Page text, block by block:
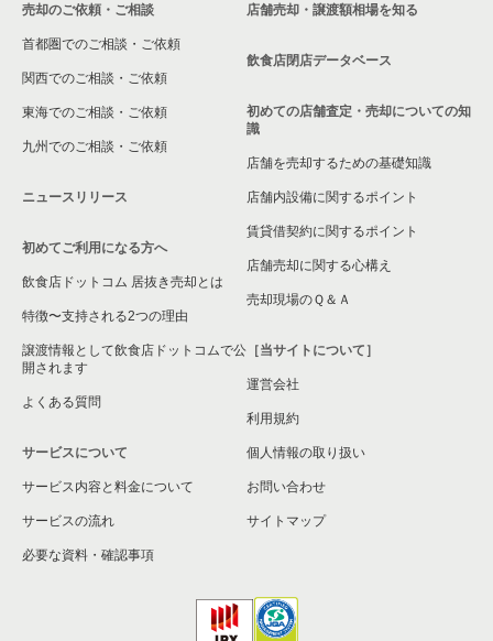
売却のご依頼・ご相談
首都圏でのご相談・ご依頼
関西でのご相談・ご依頼
東海でのご相談・ご依頼
九州でのご相談・ご依頼
ニュースリリース
初めてご利用になる方へ
飲食店ドットコム 居抜き売却とは
特徴〜支持される2つの理由
譲渡情報として飲食店ドットコムで公
開されます
よくある質問
サービスについて
サービス内容と料金について
サービスの流れ
必要な資料・確認事項
店舗売却・譲渡額相場を知る
飲食店閉店データベース
初めての店舗査定・売却についての知
識
店舗を売却するための基礎知識
店舗内設備に関するポイント
賃貸借契約に関するポイント
店舗売却に関する心構え
売却現場のＱ＆Ａ
［当サイトについて］
運営会社
利用規約
個人情報の取り扱い
お問い合わせ
サイトマップ